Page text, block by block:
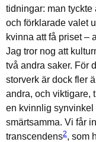
tidningar: man tyckte
och förklarade valet
kvinna att få priset –
Jag tror nog att
två andra saker. För
storverk är dock fler
andra, och viktigare,
en kvinnlig synvinkel
smärtsamma. Vi får
transcendens2, som